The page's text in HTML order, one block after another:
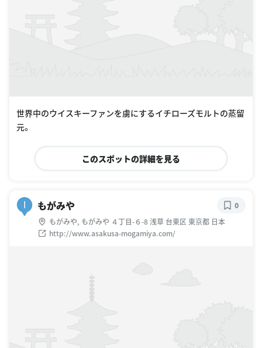
世界中のウイスキーファンを虜にするイチローズモルトの蒸留
元。
このスポットの詳細を見る
I もがみや
もがみや, もがみや ４丁目-６-8 浅草 台東区 東京都 日本
http://www.asakusa-mogamiya.com/
0